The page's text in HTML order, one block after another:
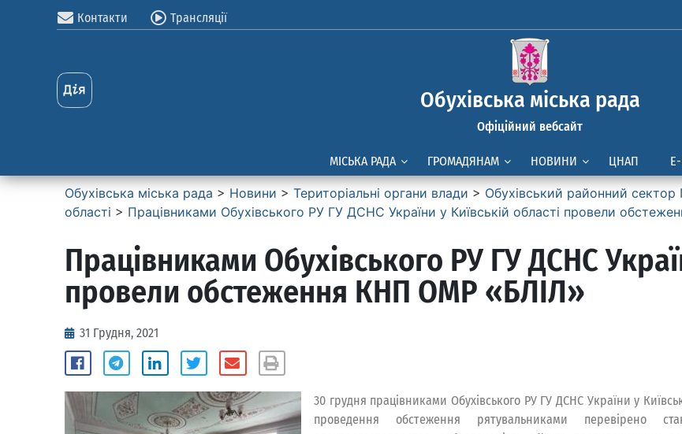
Контакти Трансляції
Обухівська міська рада
Офіційний вебсайт
МІСЬКА РАДА ГРОМАДЯНАМ НОВИНИ ЦНАП
Обухівська міська рада > Новини > Територіальні органи влади > Обухівський районний сектор
області > Працівниками Обухівського РУ ГУ ДСНС України у Київській області провели
Працівниками Обухівського РУ ГУ ДСНС
провели обстеження КНП ОМР «БЛІЛ»
31 Грудня, 2021
30 грудня працівниками Обухівського РУ ГУ ДСНС України у
проведення обстеження рятувальниками перевірено